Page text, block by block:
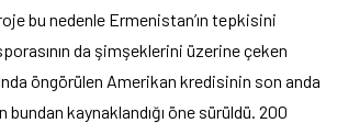
bu nedenle Ermenistan’ın tepkisini
da şimşeklerini üzerine çeken
öngörülen Amerikan kredisinin son anda
kaynaklandığı öne sürüldü. 200